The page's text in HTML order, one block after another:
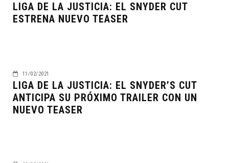
LIGA DE LA JUSTICIA: EL SNYDER CUT
ESTRENA NUEVO TEASER
11/02/2021
LIGA DE LA JUSTICIA: EL SNYDER’S CUT
ANTICIPA SU PRÓXIMO TRAILER CON UN
NUEVO TEASER